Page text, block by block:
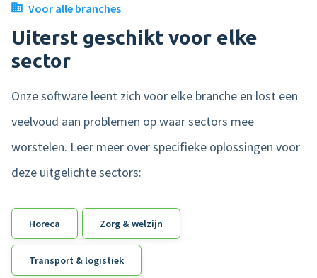
Voor alle branches
Uiterst geschikt voor elke
sector
Onze software leent zich voor elke branche en lost een
veelvoud aan problemen op waar sectors mee
worstelen. Leer meer over specifieke oplossingen voor
deze uitgelichte sectors:
Horeca Zorg & welzijn
Transport & logistiek